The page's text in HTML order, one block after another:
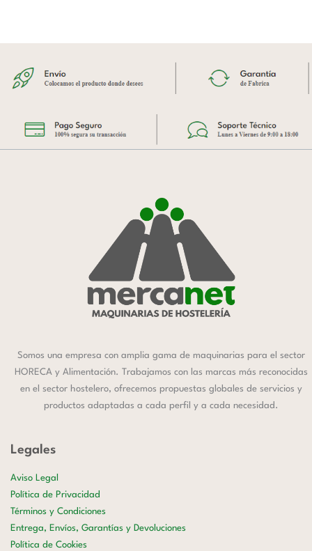
Somos una empresa con amplia gama de maquinarias para el sector
HORECA y Alimentación. Trabajamos con las marcas más reconocidas
en el sector hostelero, ofrecemos propuestas globales de servicios y
productos adaptadas a cada perfil y a cada necesidad.
Legales
Aviso Legal
Política de Privacidad
Términos y Condiciones
Entrega, Envíos, Garantías y Devoluciones
Política de Cookies